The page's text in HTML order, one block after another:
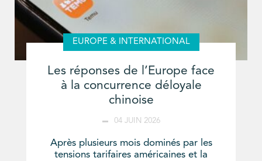
EUROPE & INTERNATIONAL
Les réponses de l’Europe face
à la concurrence déloyale
chinoise
04 JUIN 2026
Après plusieurs mois dominés par les
tensions tarifaires américaines et la